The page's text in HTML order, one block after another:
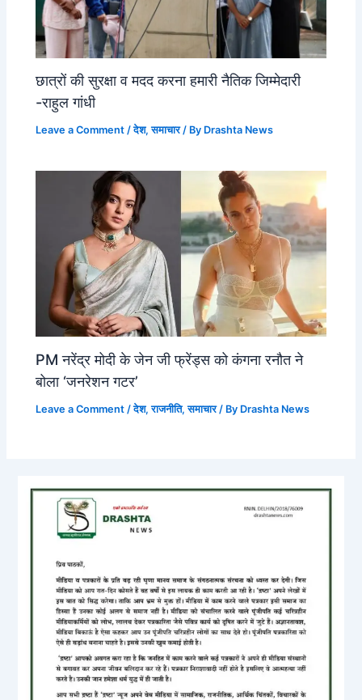
छात्रों की सुरक्षा व मदद करना हमारी नैतिक जिम्मेदारी
-राहुल गांधी
Leave a Comment /देश,समाचार/ By Drashta News
PM नरेंद्र मोदी के जेन जी फ्रेंड्स को कंगना रनौत ने
बोला ‘जनरेशन गटर’
Leave a Comment /देश,राजनीति,समाचार/ By Drashta News